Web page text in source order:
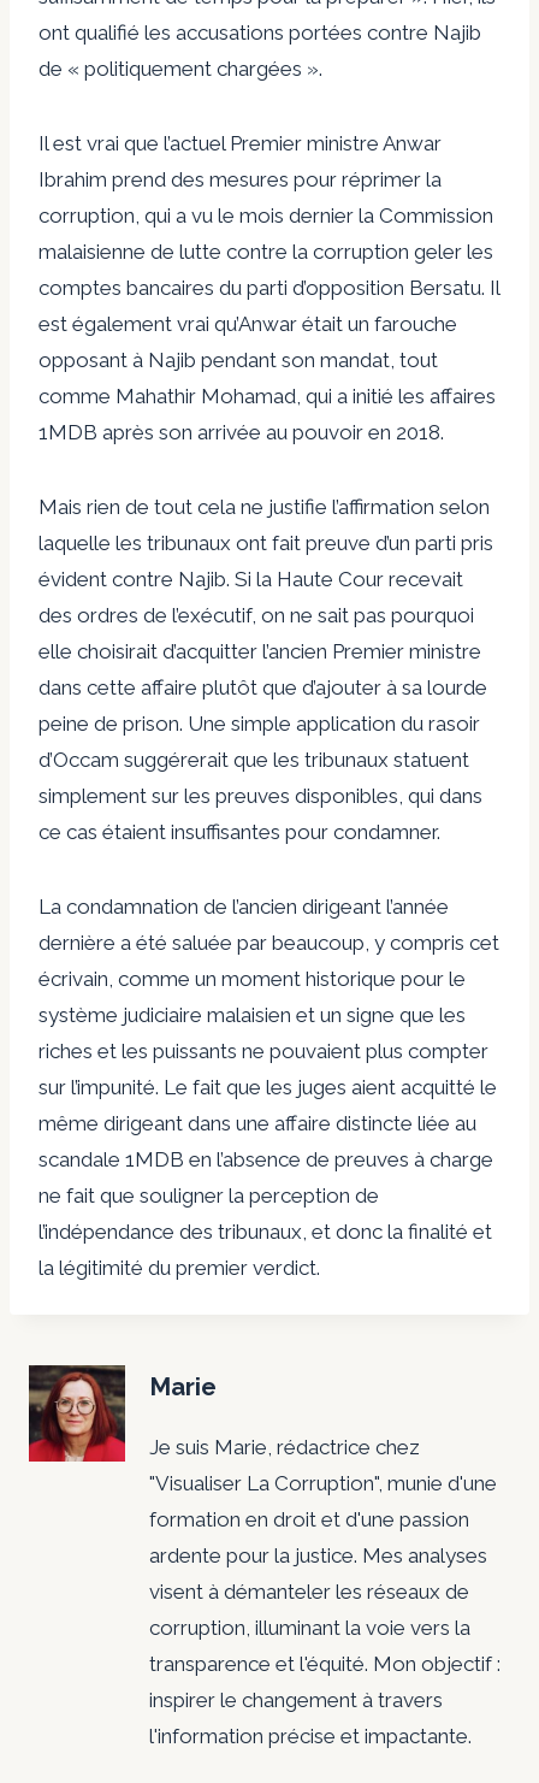
ont qualifié les accusations portées contre Najib
de « politiquement chargées ».
Il est vrai que l’actuel Premier ministre Anwar
Ibrahim prend des mesures pour réprimer la
corruption, qui a vu le mois dernier la Commission
malaisienne de lutte contre la corruption geler les
comptes bancaires du parti d’opposition Bersatu. Il
est également vrai qu’Anwar était un farouche
opposant à Najib pendant son mandat, tout
comme Mahathir Mohamad, qui a initié les affaires
1MDB après son arrivée au pouvoir en 2018.
Mais rien de tout cela ne justifie l’affirmation selon
laquelle les tribunaux ont fait preuve d’un parti pris
évident contre Najib. Si la Haute Cour recevait
des ordres de l’exécutif, on ne sait pas pourquoi
elle choisirait d’acquitter l’ancien Premier ministre
dans cette affaire plutôt que d’ajouter à sa lourde
peine de prison. Une simple application du rasoir
d’Occam suggérerait que les tribunaux statuent
simplement sur les preuves disponibles, qui dans
ce cas étaient insuffisantes pour condamner.
La condamnation de l’ancien dirigeant l’année
dernière a été saluée par beaucoup, y compris cet
écrivain, comme un moment historique pour le
système judiciaire malaisien et un signe que les
riches et les puissants ne pouvaient plus compter
sur l’impunité. Le fait que les juges aient acquitté le
même dirigeant dans une affaire distincte liée au
scandale 1MDB en l’absence de preuves à charge
ne fait que souligner la perception de
l’indépendance des tribunaux, et donc la finalité et
la légitimité du premier verdict.
Marie
Je suis Marie, rédactrice chez
"Visualiser La Corruption", munie d'une
formation en droit et d'une passion
ardente pour la justice. Mes analyses
visent à démanteler les réseaux de
corruption, illuminant la voie vers la
transparence et l'équité. Mon objectif :
inspirer le changement à travers
l'information précise et impactante.